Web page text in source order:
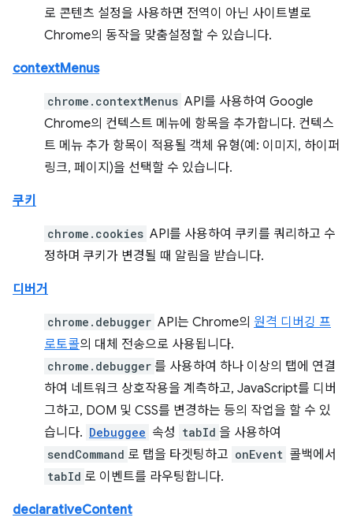
로 콘텐츠 설정을 사용하면 전역이 아닌 사이트별로
Chrome의 동작을 맞춤설정할 수 있습니다.
contextMenus
chrome.contextMenus API를 사용하여 Google
Chrome의 컨텍스트 메뉴에 항목을 추가합니다. 컨텍스
트 메뉴 추가 항목이 적용될 객체 유형(예: 이미지, 하이퍼
링크, 페이지)을 선택할 수 있습니다.
쿠키
chrome.cookies API를 사용하여 쿠키를 쿼리하고 수
정하며 쿠키가 변경될 때 알림을 받습니다.
디버거
chrome.debugger API는 Chrome의 원격 디버깅 프
로토콜의 대체 전송으로 사용됩니다.
chrome.debugger 를 사용하여 하나 이상의 탭에 연결
하여 네트워크 상호작용을 계측하고, JavaScript를 디버
그하고, DOM 및 CSS를 변경하는 등의 작업을 할 수 있
습니다. Debuggee 속성 tabId 을 사용하여
sendCommand 로 탭을 타겟팅하고 onEvent 콜백에서
tabId 로 이벤트를 라우팅합니다.
declarativeContent